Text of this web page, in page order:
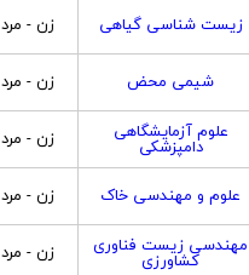
زیست شناسی گیاهی زن - مرد
شیمی محض زن - مرد
علوم آزمایشگاهی
دامپزشکی زن - مرد
علوم و مهندسی خاک زن - مرد
مهندسی زیست فناوری
کشاورزی زن - مرد